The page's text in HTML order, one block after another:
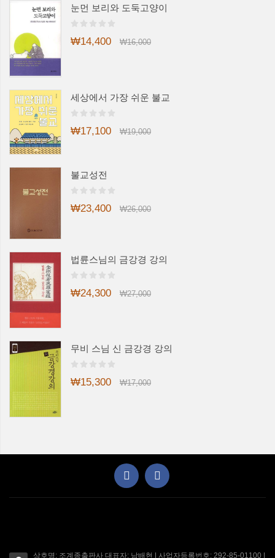
눈먼 보리와 도둑고양이
₩14,400 ₩16,000
세상에서 가장 쉬운 불교
₩17,100 ₩19,000
불교성전
₩23,400 ₩26,000
법륜스님의 금강경 강의
₩24,300 ₩27,000
무비 스님 신 금강경 강의
₩15,300 ₩17,000
상호명: 조계종출판사 대표자: 남배현 | 사업자등록번호: 292-85-01100 |